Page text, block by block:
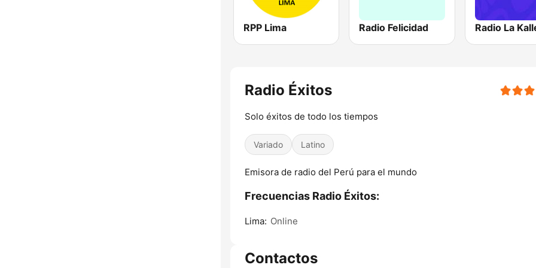
RPP Lima Radio Felicidad Radio La
Radio Éxitos
Solo éxitos de todo los tiempos
Variado Latino
Emisora de radio del Perú para el mundo
Frecuencias Radio Éxitos:
Lima: Online
Contactos